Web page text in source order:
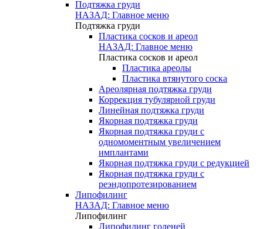
Подтяжка груди
НАЗАД: Главное меню
Подтяжка груди
Пластика сосков и ареол
НАЗАД: Главное меню
Пластика сосков и ареол
Пластика ареолы
Пластика втянутого соска
Ареолярная подтяжка груди
Коррекция тубулярной груди
Линейная подтяжка груди
Якорная подтяжка груди
Якорная подтяжка груди с
одномоментным увеличением
имплантами
Якорная подтяжка груди с редукцией
Якорная подтяжка груди с
реэндопротезированием
Липофилинг
НАЗАД: Главное меню
Липофилинг
Липофилинг голеней